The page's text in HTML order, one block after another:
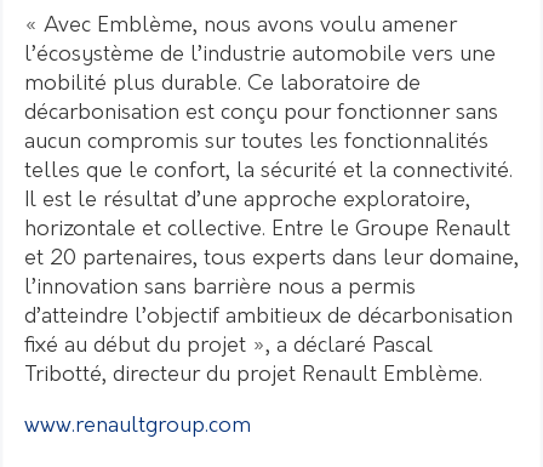
« Avec Emblème, nous avons voulu amener
l’écosystème de l’industrie automobile vers une
mobilité plus durable. Ce laboratoire de
décarbonisation est conçu pour fonctionner sans
aucun compromis sur toutes les fonctionnalités
telles que le confort, la sécurité et la connectivité.
Il est le résultat d’une approche exploratoire,
horizontale et collective. Entre le Groupe Renault
et 20 partenaires, tous experts dans leur domaine,
l’innovation sans barrière nous a permis
d’atteindre l’objectif ambitieux de décarbonisation
fixé au début du projet », a déclaré Pascal
Tribotté, directeur du projet Renault Emblème.
www.renaultgroup.com